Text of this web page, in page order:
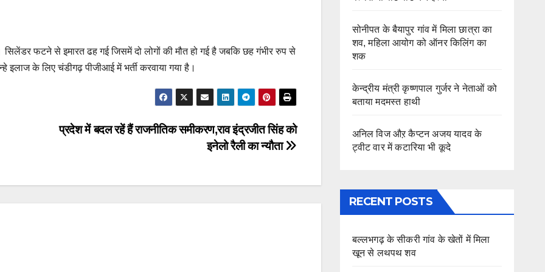
फटने से इमारत ढह गई जिसमें दो लोगों की मौत हो गई है जबकि छह गंभीर रुप से
इलाज के लिए चंडीगढ़ पीजीआई में भर्ती करवाया गया है।
प्रदेश में बदल रहें हैं राजनीतिक समीकरण,राव इंद्रजीत सिंह को
इनेलो रैली का न्यौता
सोनीपत के बैयापुर गांव में मिला छात्रा का
शव, महिला आयोग को ऑनर किलिंग का
शक
केन्द्रीय मंत्री कृष्णपाल गुर्जर ने नेताओं को
बताया मदमस्त हाथी
अनिल विज औऱ कैप्टन अजय यादव के
ट्वीट वार में कटारिया भी कूदे
RECENT POSTS
बल्लभगढ़ के सीकरी गांव के खेतों में मिला
खून से लथपथ शव